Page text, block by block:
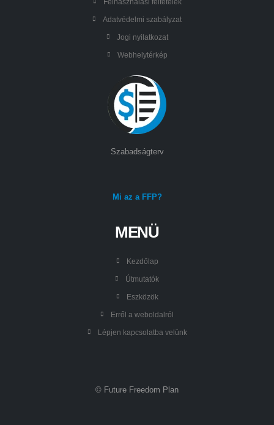
Felhasználási feltételek
Adatvédelmi szabályzat
Jogi nyilatkozat
Webhelytérkép
Szabadságterv
Mi az a FFP?
MENÜ
Kezdőlap
Útmutatók
Eszközök
Erről a weboldalról
Lépjen kapcsolatba velünk
© Future Freedom Plan